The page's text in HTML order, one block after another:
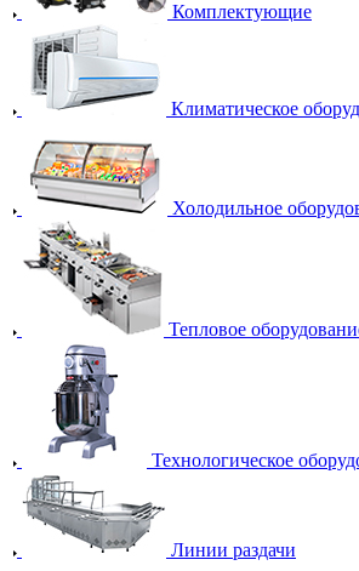
Комплектующие
Климатическое
Холодильное
Тепловое
Технологическое
Линии раздачи